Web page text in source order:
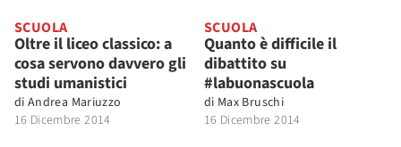
SCUOLA
Oltre il liceo classico: a
cosa servono davvero gli
studi umanistici
di Andrea Mariuzzo
16 Dicembre 2014
SCUOLA
Quanto è difficile il
dibattito su
#labuonascuola
di Max Bruschi
16 Dicembre 2014